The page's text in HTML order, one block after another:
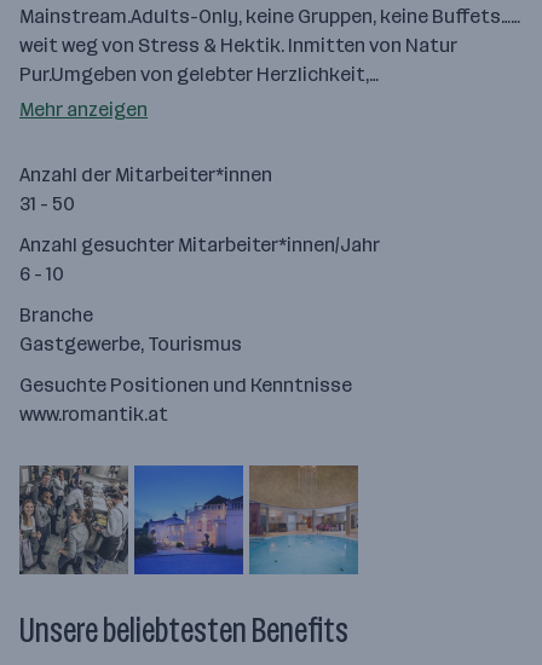
Mainstream.Adults-Only, keine Gruppen, keine Buffets……
weit weg von Stress & Hektik. Inmitten von Natur
Pur.Umgeben von gelebter Herzlichkeit,…
Mehr anzeigen
Anzahl der Mitarbeiter*innen
31 - 50
Anzahl gesuchter Mitarbeiter*innen/Jahr
6 - 10
Branche
Gastgewerbe, Tourismus
Gesuchte Positionen und Kenntnisse
www.romantik.at
Unsere beliebtesten Benefits